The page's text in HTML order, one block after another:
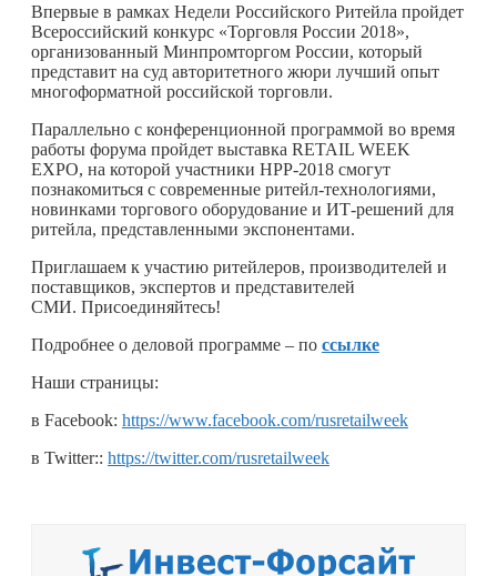
Впервые в рамках Недели Российского Ритейла пройдет
Всероссийский конкурс «Торговля России 2018»,
организованный Минпромторгом России, который
представит на суд авторитетного жюри лучший опыт
многоформатной российской торговли.
Параллельно с конференционной программой во время
работы форума пройдет выставка RETAIL WEEK
EXPO, на которой участники НРР-2018 смогут
познакомиться с современные ритейл-технологиями,
новинками торгового оборудование и ИТ-решений для
ритейла, представленными экспонентами.
Приглашаем к участию ритейлеров, производителей и
поставщиков, экспертов и представителей
СМИ. Присоединяйтесь!
Подробнее о деловой программе – по ссылке
Наши страницы:
в Facebook: https://www.facebook.com/rusretailweek
в Twitter:: https://twitter.com/rusretailweek